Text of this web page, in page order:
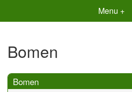
Menu +
Bomen
Bomen